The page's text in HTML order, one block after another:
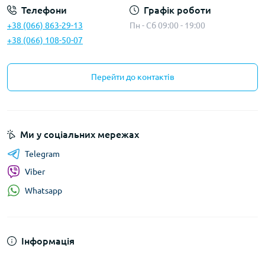
Телефони
+38 (066) 863-29-13
+38 (066) 108-50-07
Графік роботи
Пн - Сб 09:00 - 19:00
Перейти до контактів
Інформація
Ми у соціальних мережах
Telegram
Viber
Whatsapp